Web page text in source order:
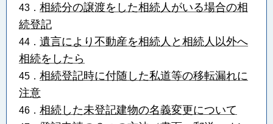
43． 相続分の譲渡をした相続人がいる場合の相
続登記
44． 遺言により不動産を相続人と相続人以外へ
相続をしたら
45． 相続登記時に付随した私道等の移転漏れに
注意
46． 相続した未登記建物の名義変更について